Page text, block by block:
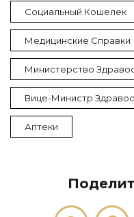
Социальный Кошелек
Медицинские Справки
Министерство
Вице-Министр
Аптеки